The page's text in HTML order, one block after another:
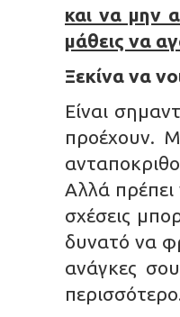
και να μην
μάθεις να
Ξεκίνα να
Είναι
προέχουν.
Αλλά πρέπει
σχέσεις
δυνατό να
ανάγκες